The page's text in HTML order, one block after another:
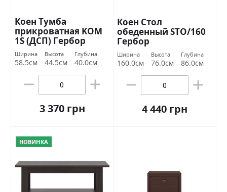
Коен Тумба
прикроватная KOM
1S (ДСП) Гербор
Ширина
58.5см
Высота
44.5см
Глубина
40.0см
3 370 грн
Коен Стол
обеденный STO/160
Гербор
Ширина
160.0см
Высота
76.0см
Глубина
86.0см
4 440 грн
НОВИНКА